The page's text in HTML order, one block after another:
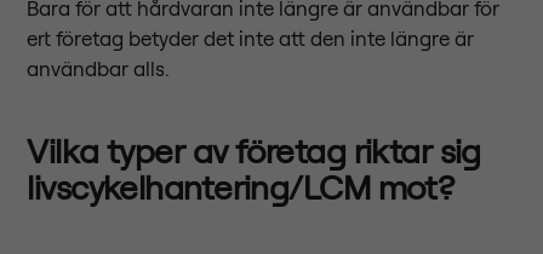
Bara för att hårdvaran inte längre är användbar för
ert företag betyder det inte att den inte längre är
användbar alls.
Vilka typer av företag riktar sig
livscykelhantering/LCM mot?